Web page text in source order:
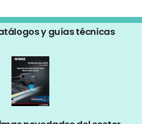
y guías técnicas